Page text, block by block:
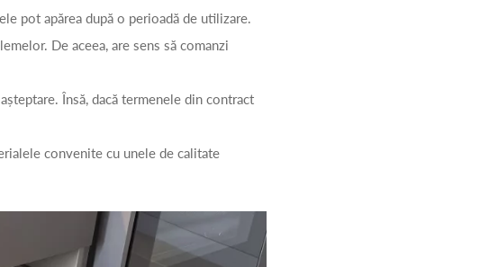
pot apărea după o perioadă de utilizare.
De aceea, are sens să comanzi
Însă, dacă termenele din contract
convenite cu unele de calitate